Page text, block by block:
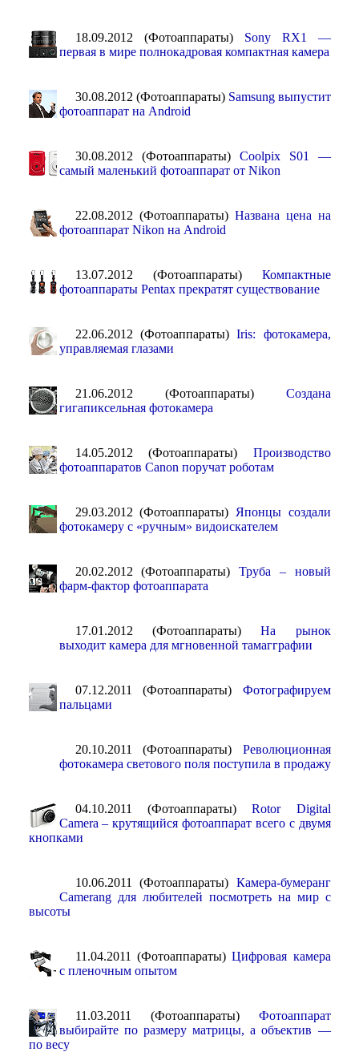
18.09.2012 (Фотоаппараты) Sony RX1 —
первая в мире полнокадровая компактная камера
30.08.2012 (Фотоаппараты) Samsung выпустит
фотоаппарат на Android
30.08.2012 (Фотоаппараты) Coolpix S01 —
самый маленький фотоаппарат от Nikon
22.08.2012 (Фотоаппараты) Названа цена на
фотоаппарат Nikon на Android
13.07.2012 (Фотоаппараты) Компактные
фотоаппараты Pentax прекратят существование
22.06.2012 (Фотоаппараты)Iris: фотокамера,
управляемая глазами
21.06.2012 (Фотоаппараты) Создана
гигапиксельная фотокамера
14.05.2012 (Фотоаппараты) Производство
фотоаппаратов Canon поручат роботам
29.03.2012 (Фотоаппараты) Японцы создали
фотокамеру с «ручным» видоискателем
20.02.2012 (Фотоаппараты) Труба – новый
фарм-фактор фотоаппарата
17.01.2012 (Фотоаппараты)На рынок
выходит камера для мгновенной тамагграфии
07.12.2011 (Фотоаппараты) Фотографируем
пальцами
20.10.2011 (Фотоаппараты) Революционная
фотокамера светового поля поступила в продажу
04.10.2011 (Фотоаппараты)Rotor Digital
Camera – крутящийся фотоаппарат всего с двумя
кнопками
10.06.2011 (Фотоаппараты) Камера-бумеранг
Camerang для любителей посмотреть на мир с
высоты
11.04.2011 (Фотоаппараты)Цифровая камера
с пленочным опытом
11.03.2011 (Фотоаппараты) Фотоаппарат
выбирайте по размеру матрицы, а объектив —
по весу